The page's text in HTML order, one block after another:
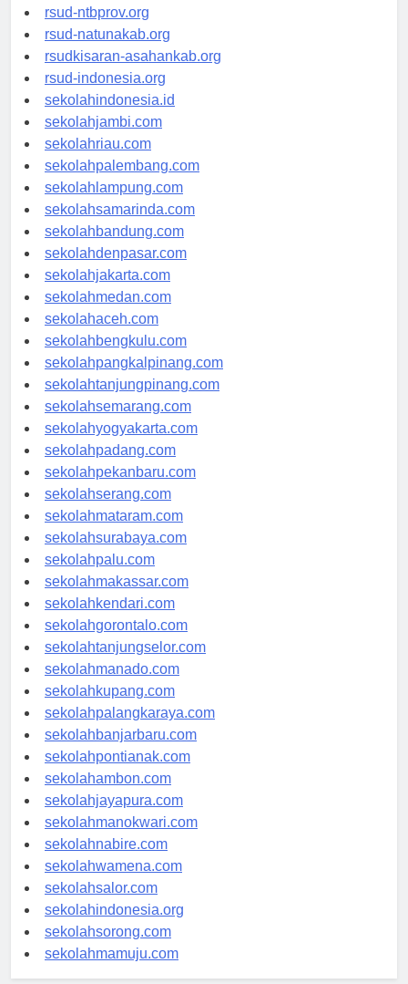
rsud-ntbprov.org
rsud-natunakab.org
rsudkisaran-asahankab.org
rsud-indonesia.org
sekolahindonesia.id
sekolahjambi.com
sekolahriau.com
sekolahpalembang.com
sekolahlampung.com
sekolahsamarinda.com
sekolahbandung.com
sekolahdenpasar.com
sekolahjakarta.com
sekolahmedan.com
sekolahaceh.com
sekolahbengkulu.com
sekolahpangkalpinang.com
sekolahtanjungpinang.com
sekolahsemarang.com
sekolahyogyakarta.com
sekolahpadang.com
sekolahpekanbaru.com
sekolahserang.com
sekolahmataram.com
sekolahsurabaya.com
sekolahpalu.com
sekolahmakassar.com
sekolahkendari.com
sekolahgorontalo.com
sekolahtanjungselor.com
sekolahmanado.com
sekolahkupang.com
sekolahpalangkaraya.com
sekolahbanjarbaru.com
sekolahpontianak.com
sekolahambon.com
sekolahjayapura.com
sekolahmanokwari.com
sekolahnabire.com
sekolahwamena.com
sekolahsalor.com
sekolahindonesia.org
sekolahsorong.com
sekolahmamuju.com